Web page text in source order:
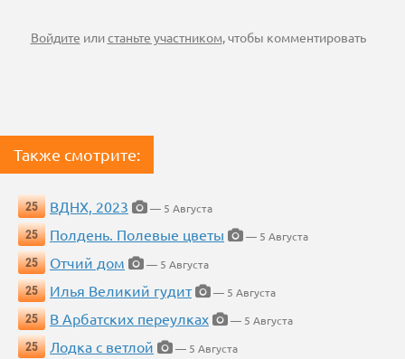
Войдите илистаньте участником, чтобы комментировать
Также смотрите:
25 ВДНХ, 2023
— 5 Августа
25
Полдень. Полевые цветы
— 5 Августа
25
Отчий дом
— 5 Августа
25
Илья Великий гудит
— 5 Августа
25
В Арбатских переулках
— 5 Августа
25
Лодка с ветлой
— 5 Августа